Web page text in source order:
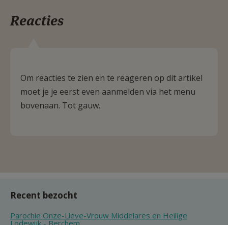
Reacties
Om reacties te zien en te reageren op dit artikel
moet je je eerst even aanmelden via het menu
bovenaan. Tot gauw.
Recent bezocht
Parochie Onze-Lieve-Vrouw Middelares en Heilige
Lodewijk - Berchem